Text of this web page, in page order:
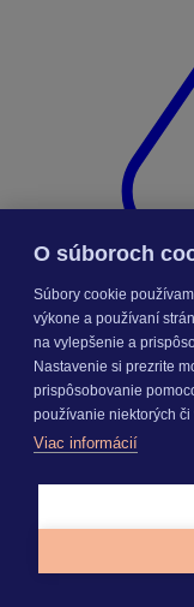
Elektronická fakturácia
O súboroch
Súbory cookie
výkone a používaní
na vylepšenie a
Nastavenie si prezrite
prispôsobovanie
používanie niektorých
Viac informácií